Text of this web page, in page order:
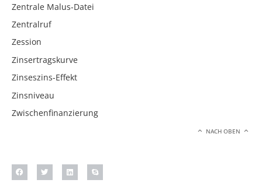
Zentrale Malus-Datei
Zentralruf
Zession
Zinsertragskurve
Zinseszins-Effekt
Zinsniveau
Zwischenfinanzierung
NACH OBEN